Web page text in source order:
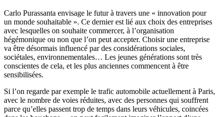
Carlo Purassanta envisage le futur à travers une « innovation pour
un monde souhaitable ». Ce dernier est lié aux choix des entreprises
avec lesquelles on souhaite commercer, à l’organisation
hégémonique ou non que l’on peut accepter. Choisir une entreprise
va être désormais influencé par des considérations sociales,
sociétales, environnementales… Les jeunes générations sont très
conscientes de cela, et les plus anciennes commencent à être
sensibilisées.
Si l’on regarde par exemple le trafic automobile actuellement à Paris,
avec le nombre de voies réduites, avec des personnes qui souffrent
parce qu’elles passent trop de temps dans leurs véhicules, coincées